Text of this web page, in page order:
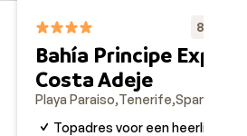
8.3
Bahía Principe
Costa Adeje
Playa Paraiso Tenerife Spanje
Topadres voor een heerlijke